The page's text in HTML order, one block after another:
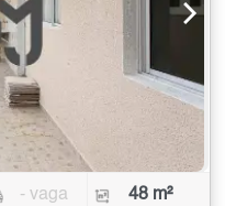
- vaga 48 m²